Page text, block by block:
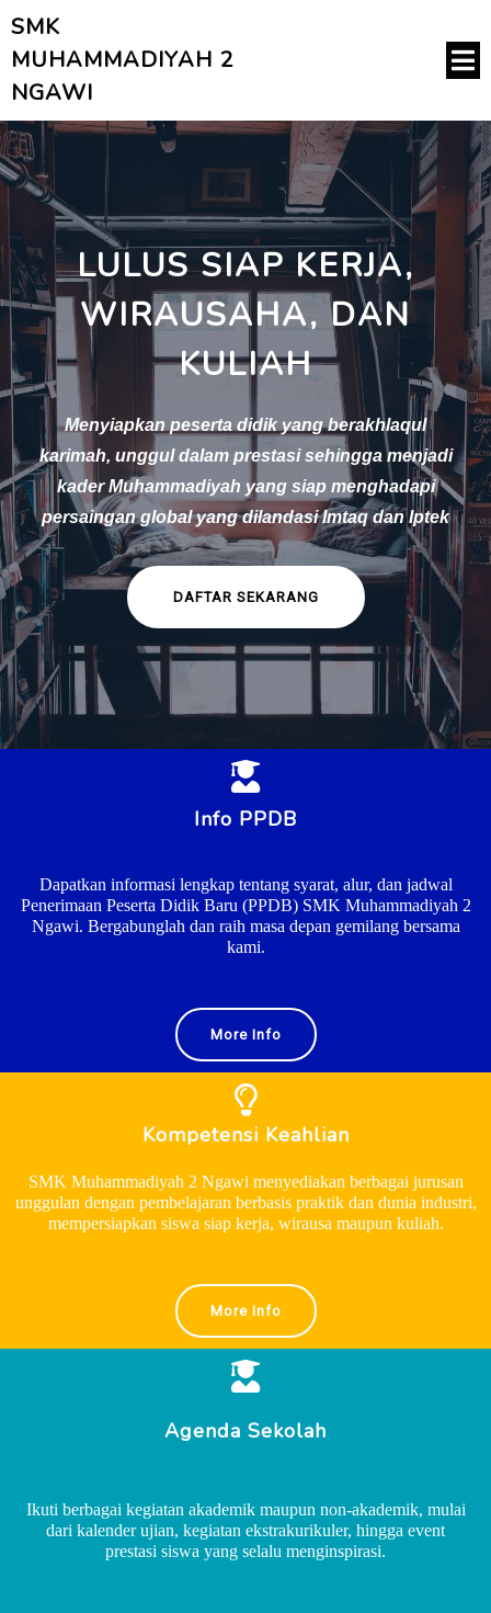
SMK
MUHAMMADIYAH 2
NGAWI
LULUS SIAP KERJA,
WIRAUSAHA, DAN
KULIAH
Menyiapkan peserta didik yang berakhlaqul
karimah, unggul dalam prestasi sehingga menjadi
kader Muhammadiyah yang siap menghadapi
persaingan global yang dilandasi Imtaq dan Iptek
DAFTAR SEKARANG
Info PPDB
Dapatkan informasi lengkap tentang syarat, alur, dan jadwal
Penerimaan Peserta Didik Baru (PPDB) SMK Muhammadiyah 2
Ngawi. Bergabunglah dan raih masa depan gemilang bersama
kami.
More Info
Kompetensi Keahlian
SMK Muhammadiyah 2 Ngawi menyediakan berbagai jurusan
unggulan dengan pembelajaran berbasis praktik dan dunia industri,
mempersiapkan siswa siap kerja, wirausa maupun kuliah.
More Info
Agenda Sekolah
Ikuti berbagai kegiatan akademik maupun non-akademik, mulai
dari kalender ujian, kegiatan ekstrakurikuler, hingga event
prestasi siswa yang selalu menginspirasi.